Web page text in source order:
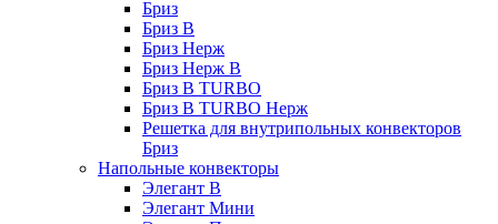
Бриз
Бриз В
Бриз Нерж
Бриз Нерж В
Бриз В TURBO
Бриз В TURBO Нерж
Решетка для внутрипольных конвекторов
Бриз
Напольные конвекторы
Элегант В
Элегант Мини